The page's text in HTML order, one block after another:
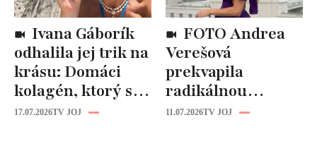
odhalila jej trik na
krásu: Domáci
kolagén, ktorý si
zvládnete
17.07.2026TV JOJ
Verešová
prekvapila
radikálnou
zmenou účesu: Je
11.07.2026TV JOJ